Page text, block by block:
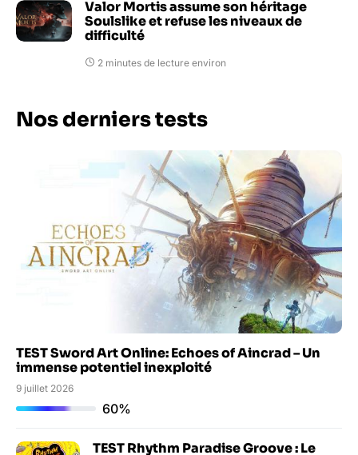
Valor Mortis assume son héritage
Soulslike et refuse les niveaux de
difficulté
2 minutes de lecture environ
Nos derniers tests
TEST Sword Art Online: Echoes of Aincrad – Un
immense potentiel inexploité
9 juillet 2026
60%
TEST Rhythm Paradise Groove : Le